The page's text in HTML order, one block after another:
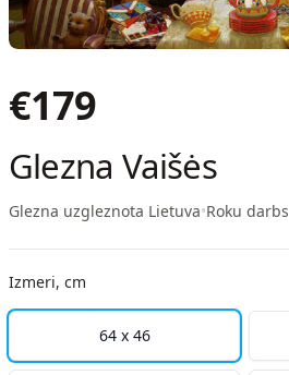
€179
Glezna Vaišės
Glezna uzgleznota Lietuva•Roku darbs
Izmeri, cm
64 x 46